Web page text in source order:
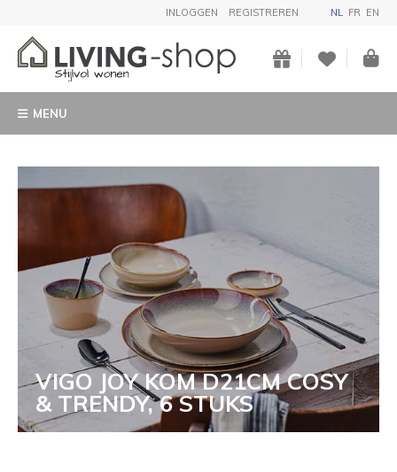
INLOGGEN REGISTREREN NL FR EN
MENU
VIGO JOY KOM D21CM COSY
& TRENDY, 6 STUKS